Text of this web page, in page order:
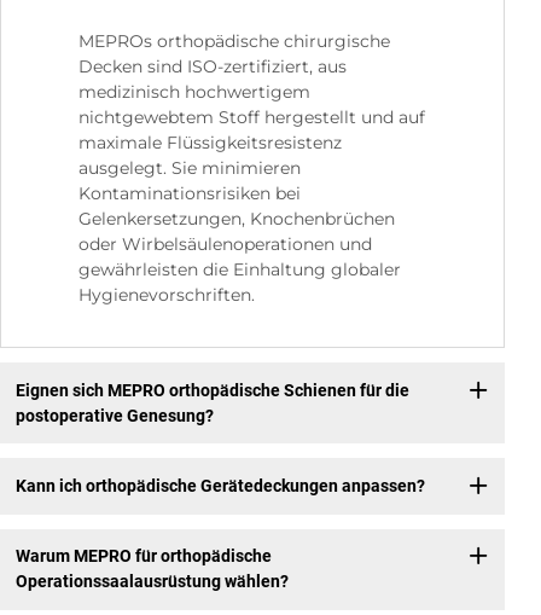
MEPROs orthopädische chirurgische
Decken sind ISO-zertifiziert, aus
medizinisch hochwertigem
nichtgewebtem Stoff hergestellt und auf
maximale Flüssigkeitsresistenz
ausgelegt. Sie minimieren
Kontaminationsrisiken bei
Gelenkersetzungen, Knochenbrüchen
oder Wirbelsäulenoperationen und
gewährleisten die Einhaltung globaler
Hygienevorschriften.
Eignen sich MEPRO orthopädische Schienen für die
postoperative Genesung?
Kann ich orthopädische Gerätedeckungen anpassen?
Warum MEPRO für orthopädische
Operationssaalausrüstung wählen?